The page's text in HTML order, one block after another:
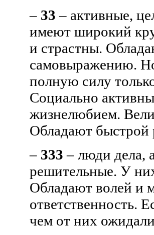
– 33 – активные,
имеют широкий
и страстны.
самовыражению.
полную силу
Социально
жизнелюбием.
Обладают быстрой
– 333 – люди дела,
решительные. У
Обладают волей и
ответственность.
чем от них